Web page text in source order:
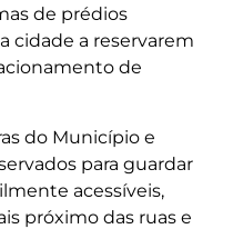
de prédios
cidade a reservarem
de
do Município e
para guardar
acessíveis,
próximo das ruas e